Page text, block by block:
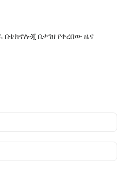
በታገዘ የቀረበው ዜና